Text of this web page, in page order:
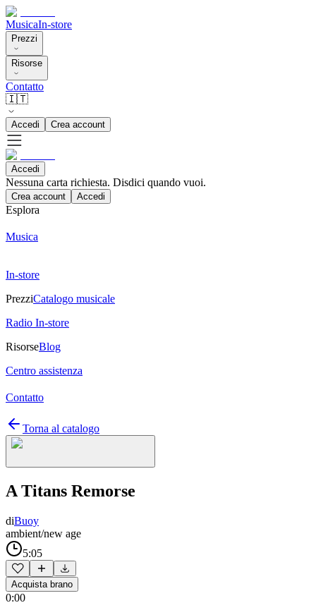
MusicaIn-store
Prezzi
Risorse
Contatto
🇮🇹
Accedi Crea account
Accedi
Nessuna carta richiesta. Disdici quando vuoi.
Crea account Accedi
Esplora
Musica
In-store
PrezziCatalogo musicale
Radio In-store
RisorseBlog
Centro assistenza
Contatto
Torna al catalogo
A Titans Remorse
diBuoy
ambient/new age
5:05
Acquista brano
0:00